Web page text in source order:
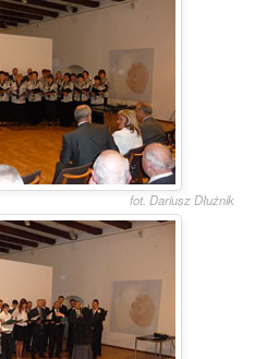
fot. Dariusz Dłużnik